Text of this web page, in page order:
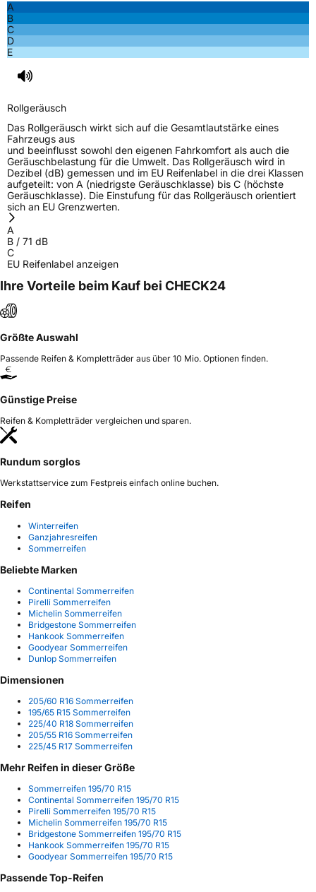
NasshaftungC
Rollgeräusch (Klasse)B
Rollgeräusch (dB)
3PMSF / Schneeflockensymbol / Alpine-SymbolNein
EPREL ID519600
Allgemeine Produktsicherheit (GPSR)
Verantwortliche
in der EU
HJH CHINA SUPPLIES LTD, Taishan Road Cao
County Heze City 274400 Shandong Province
China, info@zodotire.cn
A
B
C
D
E
Rollgeräusch
Das Rollgeräusch wirkt sich auf die Gesamtlautstärke eines
Fahrzeugs aus
und beeinflusst sowohl den eigenen Fahrkomfort als auch die
Geräuschbelastung für die Umwelt. Das Rollgeräusch wird in
Dezibel (dB) gemessen und im EU Reifenlabel in die drei Klassen
aufgeteilt: von A (niedrigste Geräuschklasse) bis C (höchste
Geräuschklasse). Die Einstufung für das Rollgeräusch orientiert
sich an EU Grenzwerten.
A
B / 71 dB
C
EU Reifenlabel anzeigen
Ihre Vorteile beim Kauf bei CHECK24
Größte Auswahl
Passende Reifen & Kompletträder aus über 10 Mio. Optionen finden.
Günstige Preise
Reifen & Kompletträder vergleichen und sparen.
Rundum sorglos
Werkstattservice zum Festpreis einfach online buchen.
Reifen
Winterreifen
Ganzjahresreifen
Sommerreifen
Beliebte Marken
Continental Sommerreifen
Pirelli Sommerreifen
Michelin Sommerreifen
Bridgestone Sommerreifen
Hankook Sommerreifen
Goodyear Sommerreifen
Dunlop Sommerreifen
Dimensionen
205/60 R16 Sommerreifen
195/65 R15 Sommerreifen
225/40 R18 Sommerreifen
205/55 R16 Sommerreifen
225/45 R17 Sommerreifen
Mehr Reifen in dieser Größe
Sommerreifen 195/70 R15
Continental Sommerreifen 195/70 R15
Pirelli Sommerreifen 195/70 R15
Michelin Sommerreifen 195/70 R15
Bridgestone Sommerreifen 195/70 R15
Hankook Sommerreifen 195/70 R15
Goodyear Sommerreifen 195/70 R15
Passende Top-Reifen